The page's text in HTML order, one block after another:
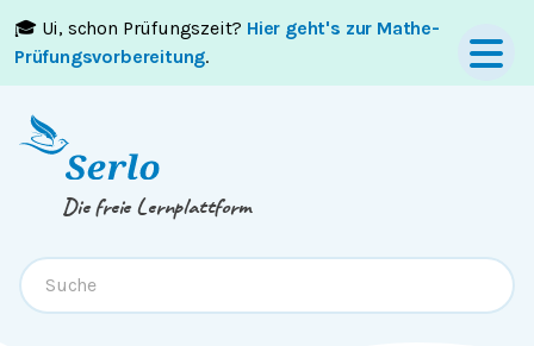
🎓 Ui, schon Prüfungszeit? Hier geht's zur Mathe-
Prüfungsvorbereitung.
Springe zumInhaltoderFooter
Die freie Lernplattform